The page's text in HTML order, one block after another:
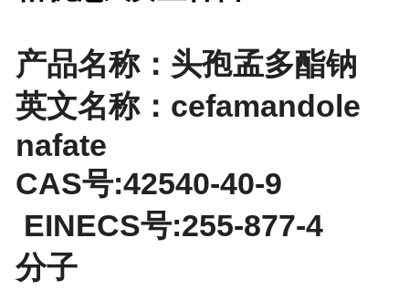
产品名称：头孢孟多酯钠
英文名称：cefamandole
nafate
CAS号:42540-40-9
EINECS号:255-877-4
分子